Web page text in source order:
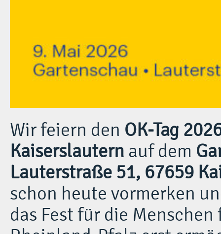
Wir feiern den OK-Tag
Kaiserslautern auf dem
Lauterstraße 51, 67659
schon heute vormerken
das Fest für die